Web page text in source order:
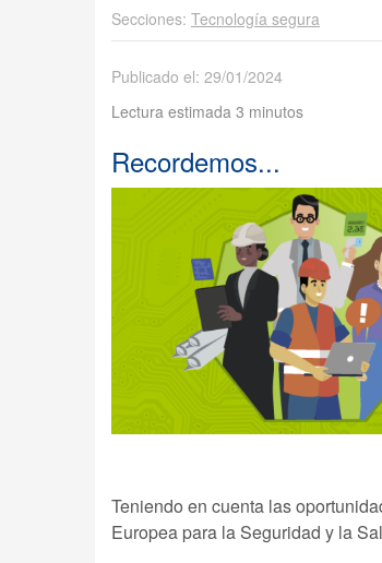
Tecnología segura
Publicado el: 29/01/2024
Lectura estimada 3 minutos
Recordemos...
Teniendo en cuenta las
Europea para la Seguridad y la